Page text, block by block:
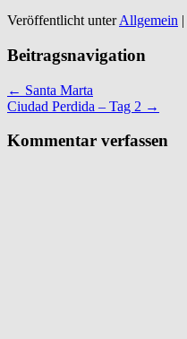
Veröffentlicht unterAllgemein |
Beitragsnavigation
← Santa Marta
Ciudad Perdida – Tag 2 →
Kommentar verfassen